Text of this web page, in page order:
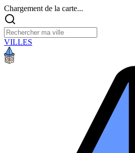
Chargement de la carte...
VILLES